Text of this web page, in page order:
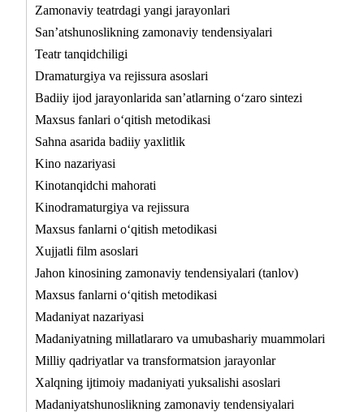
Zamonaviy teatrdagi yangi jarayonlari
San’atshunoslikning zamonaviy tendensiyalari
Teatr tanqidchiligi
Dramaturgiya va rejissura asoslari
Badiiy ijod jarayonlarida san’atlarning o‘zaro sintezi
Maxsus fanlari o‘qitish metodikasi
Sahna asarida badiiy yaxlitlik
Kino nazariyasi
Kinotanqidchi mahorati
Kinodramaturgiya va rejissura
Maxsus fanlarni o‘qitish metodikasi
Xujjatli film asoslari
Jahon kinosining zamonaviy tendensiyalari (tanlov)
Maxsus fanlarni o‘qitish metodikasi
Madaniyat nazariyasi
Madaniyatning millatlararo va umubashariy muammolari
Milliy qadriyatlar va transformatsion jarayonlar
Xalqning ijtimoiy madaniyati yuksalishi asoslari
Madaniyatshunoslikning zamonaviy tendensiyalari